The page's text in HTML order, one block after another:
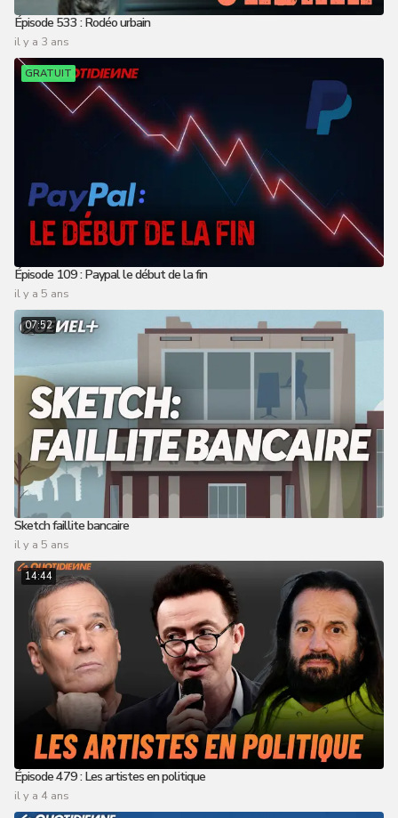
Épisode 533 : Rodéo urbain
il y a 3 ans
GRATUIT
Épisode 109 : Paypal le début de la fin
il y a 5 ans
07:52
Sketch faillite bancaire
il y a 5 ans
14:44
Épisode 479 : Les artistes en politique
il y a 4 ans